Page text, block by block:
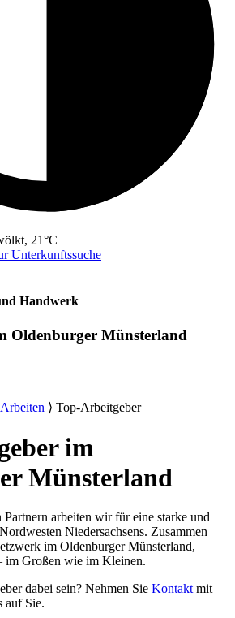
21°C
Handwerk
Oldenburger Münsterland
Arbeiten ⟩ Top-Arbeitgeber
im
Münsterland
Partnern arbeiten wir für eine starke und
Niedersachsens. Zusammen
im Oldenburger Münsterland,
im Großen wie im Kleinen.
dabei sein? Nehmen Sie Kontakt mit
auf Sie.